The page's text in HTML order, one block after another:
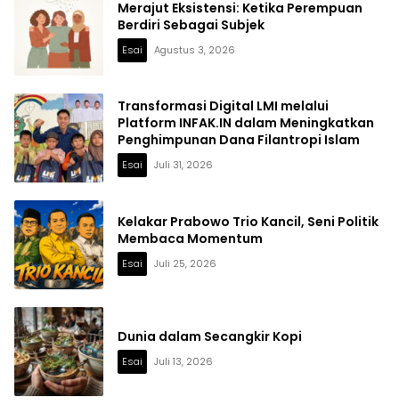
Merajut Eksistensi: Ketika Perempuan
Berdiri Sebagai Subjek
Esai Agustus 3, 2026
Transformasi Digital LMI melalui
Platform INFAK.IN dalam Meningkatkan
Penghimpunan Dana Filantropi Islam
Esai Juli 31, 2026
Kelakar Prabowo Trio Kancil, Seni Politik
Membaca Momentum
Esai Juli 25, 2026
Dunia dalam Secangkir Kopi
Esai Juli 13, 2026